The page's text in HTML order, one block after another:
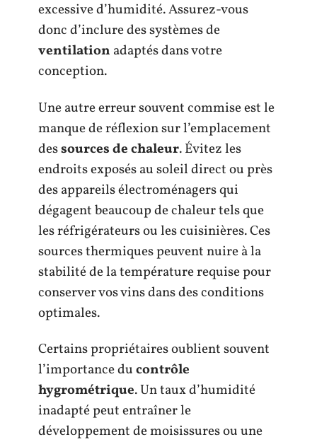
excessive d’humidité. Assurez-vous
donc d’inclure des systèmes de
ventilation adaptés dans votre
conception.
Une autre erreur souvent commise est le
manque de réflexion sur l’emplacement
dessources de chaleur. Évitez les
endroits exposés au soleil direct ou près
des appareils électroménagers qui
dégagent beaucoup de chaleur tels que
les réfrigérateurs ou les cuisinières. Ces
sources thermiques peuvent nuire à la
stabilité de la température requise pour
conserver vos vins dans des conditions
optimales.
Certains propriétaires oublient souvent
l’importance ducontrôle
hygrométrique. Un taux d’humidité
inadapté peut entraîner le
développement de moisissures ou une